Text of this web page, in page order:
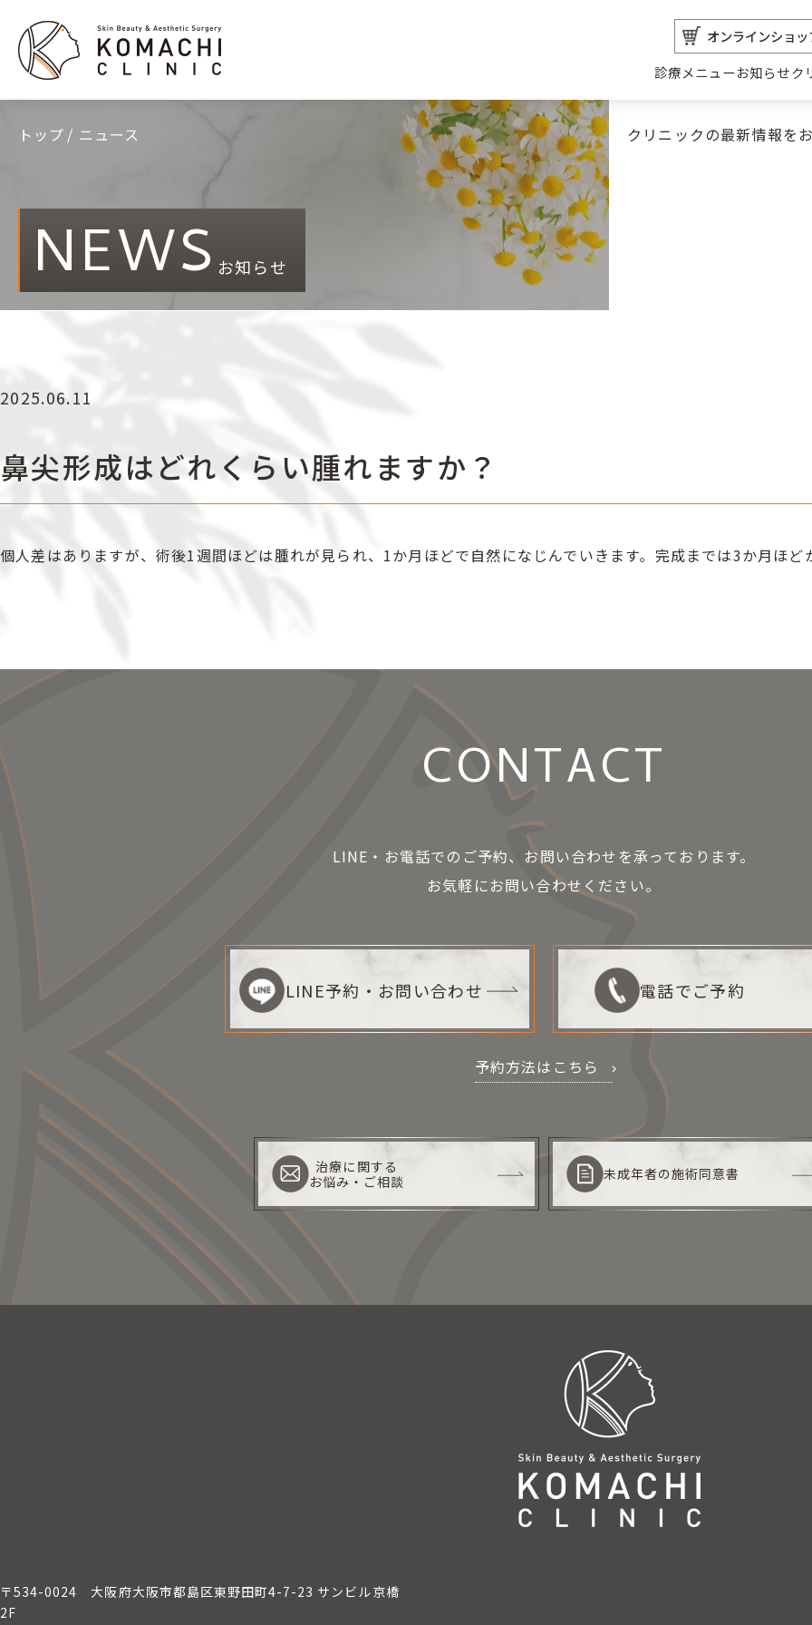
オンラインショッ
診療メニューお知らせク
トップ ニュース
NEWS お知らせ
クリニックの最新情報を
2025.06.11
鼻尖形成はどれくらい腫れますか？
個人差はありますが、術後1週間ほどは腫れが見られ、1か月ほどで自然になじんでいきます。完成までは3か月ほど
CONTACT
LINE・お電話でのご予約、お問い合わせを承っております。
お気軽にお問い合わせください。
LINE予約・お問い合わせ 電話でご予約
予約方法はこちら
治療に関する
お悩み・ご相談
未成年者の施術同意書
〒534-0024大阪府大阪市都島区東野田町4-7-23 サンビル京橋
2F